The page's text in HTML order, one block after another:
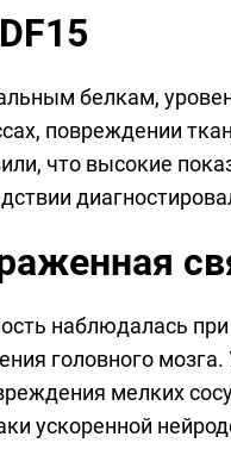
белкам,
повреждении
что высокие
наблюдалась при
головного
мелких
ускоренной